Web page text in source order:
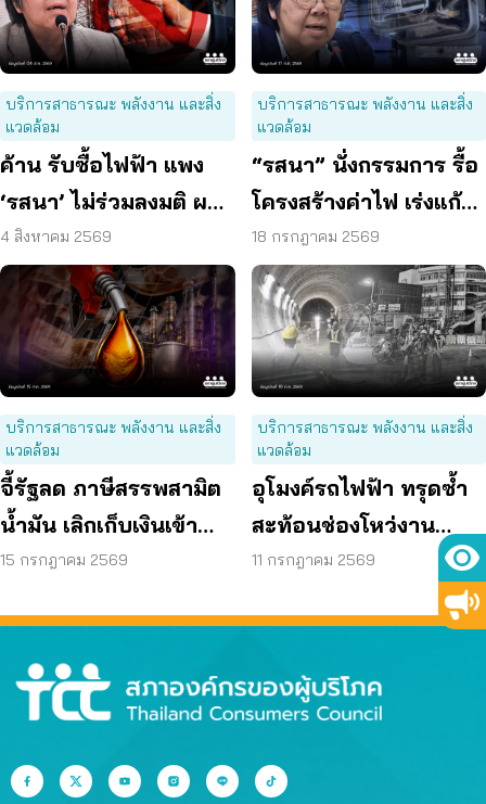
บริการสาธารณะ พลังงาน และสิ่ง
แวดล้อม
ค้าน รับซื้อไฟฟ้า แพง
‘รสนา’ ไม่ร่วมลงมติ ผลัก
ผู้บริโภค “แบก”
4 สิงหาคม 2569
บริการสาธารณะ พลังงาน และสิ่ง
แวดล้อม
“รสนา” นั่งกรรมการ รื้อ
โครงสร้างค่าไฟ เร่งแก้
ต้นเหตุพลังงานแพง
18 กรกฎาคม 2569
บริการสาธารณะ พลังงาน และสิ่ง
แวดล้อม
จี้รัฐลด ภาษีสรรพสามิต
น้ำมัน เลิกเก็บเงินเข้า
กองทุน เอื้อโรงกลั่น
15 กรกฎาคม 2569
บริการสาธารณะ พลังงาน และสิ่ง
แวดล้อม
อุโมงค์รถไฟฟ้า ทรุดซ้ำ
สะท้อนช่องโหว่งาน
ก่อสร้าง จี้ตรวจ
โครงสร้างใต้ดินทั้งระบบ
11 กรกฎาคม 2569